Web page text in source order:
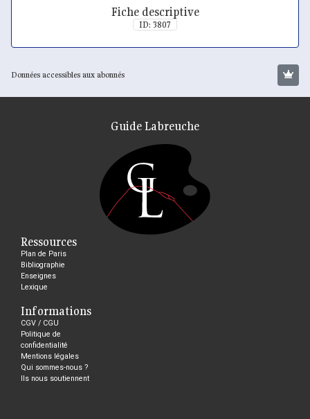
Fiche descriptive
ID: 3807
Données accessibles aux abonnés
Guide Labreuche
Ressources
Plan de Paris
Bibliographie
Enseignes
Lexique
Informations
CGV / CGU
Politique de
confidentialité
Mentions légales
Qui sommes-nous ?
Ils nous soutiennent